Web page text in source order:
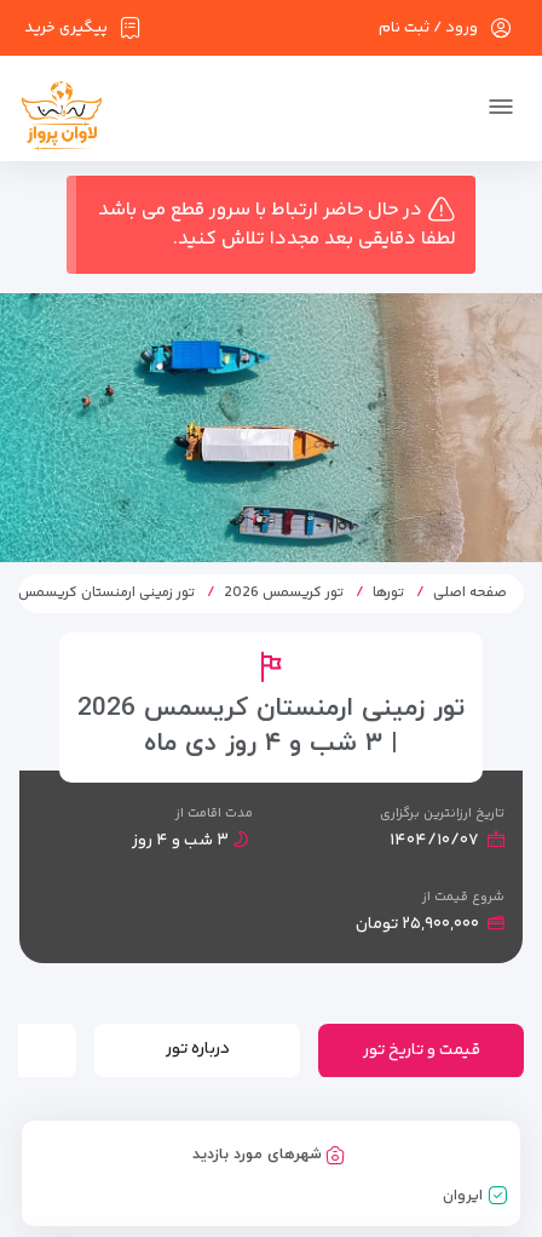
پیگیری خرید ورود / ثبت نام
در حال حاضر ارتباط با سرور قطع می باشد
لطفا دقایقی بعد مجددا تلاش کنید.
صفحه اصلی تورها تور کریسمس 2026 تور زمینی ارمنستان کریسمس 2026 | ۳ شب و ۴ روز دی 1404
تور زمینی ارمنستان کریسمس 2026
| ۳ شب و ۴ روز دی ماه
تاریخ ارزانترین برگزاری
۱۴۰۴/۱۰/۰۷
مدت اقامت از
۳ شب و ۴ روز
شروع قیمت از
۲۵,۹۰۰,۰۰۰ تومان
قیمت و تاریخ تور درباره تور
شهرهای مورد بازدید
ایروان